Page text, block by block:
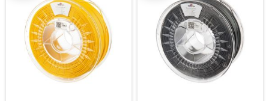
✅ Chemická a tepelná odolnost
✅ Přesný průměr 1.75 mm s
minimálními tolerancemi
✅ Výrazná barva Iron Grey
? Pro funkční i designové výtisky
– Spectrum Premium PCTG Iron
✅ Chemická a tepelná odolnost
✅ Přesný průměr 1.75 mm s
minimálními tolerancemi
✅ Výrazná barva Artic White
? Pro funkční i designové výtisky
– Spectrum Premium PCTG